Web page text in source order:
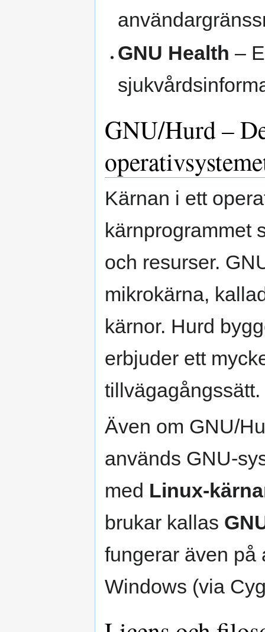
GNU Health –
GNU/Hurd –
Kärnan i ett
kärnprogrammet
och resurser.
mikrokärna,
kärnor. Hurd
erbjuder ett
tillvägagångssätt.
Även om GNU/
används GNU-
med Linux-
brukar kallas
fungerar även på
Windows (via